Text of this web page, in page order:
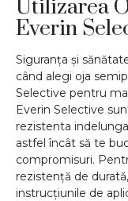
Utilizarea
Everin
Siguranța și
când alegi oja
Selective pentru
Everin Selective
rezistenta
astfel încât să te
compromisuri.
rezistență de
instrucțiunile de